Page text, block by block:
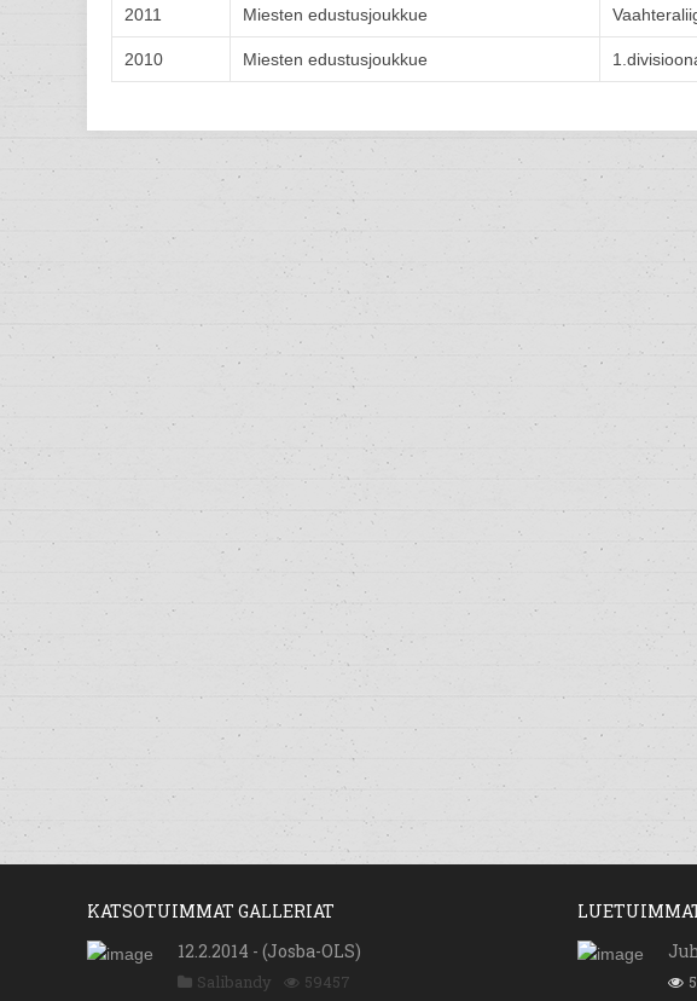
2011 Miesten edustusjoukkue
2010 Miesten edustusjoukkue
KATSOTUIMMAT GALLERIAT
12.2.2014 - (Josba-OLS)
Salibandy 59457